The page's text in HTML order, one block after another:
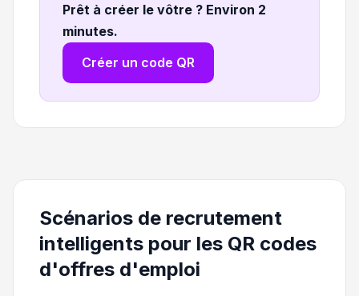
Prêt à créer le vôtre ? Environ 2
minutes.
Créer un code QR
Scénarios de recrutement
intelligents pour les QR codes
d'offres d'emploi